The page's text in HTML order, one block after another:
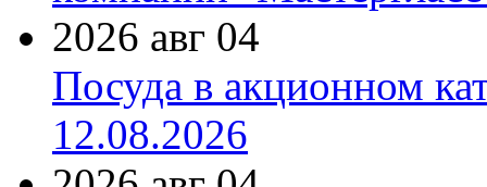
2026 авг 04
Посуда в акционном
12.08.2026